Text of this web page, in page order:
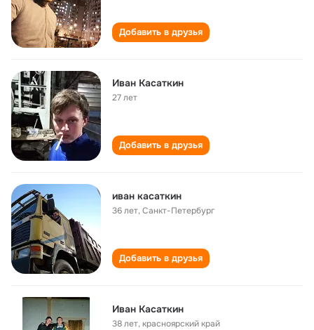
Добавить в друзья
Иван Касаткин
27 лет
Добавить в друзья
иван касаткин
36 лет,Санкт-Петербург
Добавить в друзья
Иван Касаткин
38 лет,красноярский край